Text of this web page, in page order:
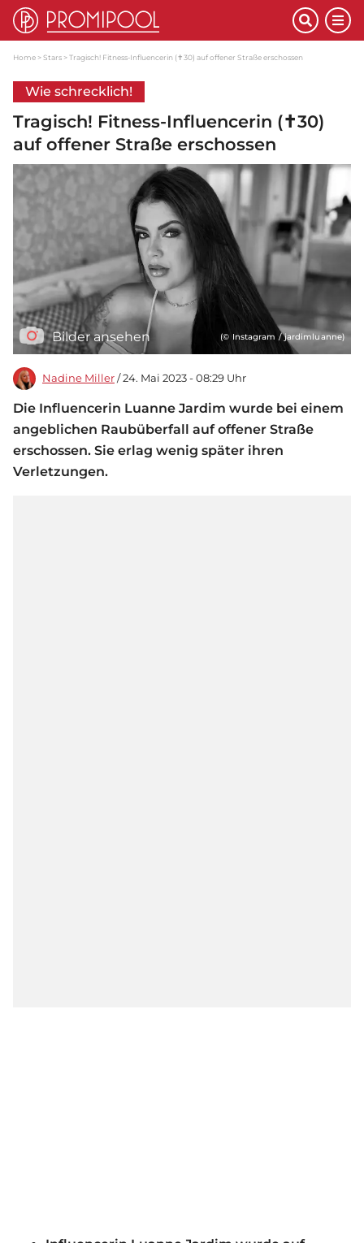
Home Stars Tragisch! Fitness-Influencerin (✝30) auf offener Straße erschossen
Wie schrecklich!
Tragisch! Fitness-Influencerin (✝30)
auf offener Straße erschossen
Bilder ansehen (© Instagram / jardimluanne)
Nadine Miller / 24. Mai 2023 - 08:29 Uhr
Die Influencerin Luanne Jardim wurde bei einem
angeblichen Raubüberfall auf offener Straße
erschossen. Sie erlag wenig später ihren
Verletzungen.